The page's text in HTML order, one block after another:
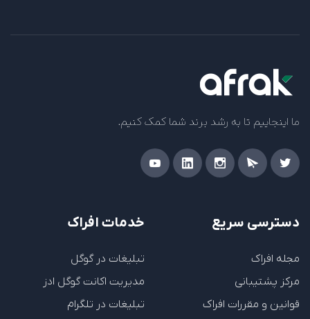
ما اینجاییم تا به رشد برند شما کمک کنیم.
دسترسی سریع
مجله افراک
مرکز پشتیبانی
قوانین و مقررات افراک
خدمات افراک
تبلیغات در گوگل
مدیریت اکانت گوگل ادز
تبلیغات در تلگرام